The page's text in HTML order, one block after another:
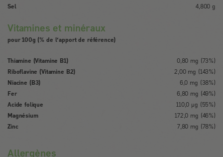
Sel
4,800 g
Vitamines et minéraux
pour 100g (% de l‘apport de référence)
Thiamine (Vitamine B1)
0,80 mg (73%)
Riboflavine (Vitamine B2)
2,00 mg (143%)
Niacine (B3)
6,0 mg (38%)
Fer
6,80 mg (49%)
Acide folique
110,0 µg (55%)
Magnésium
172,0 mg (46%)
Zinc
7,80 mg (78%)
Allergènes